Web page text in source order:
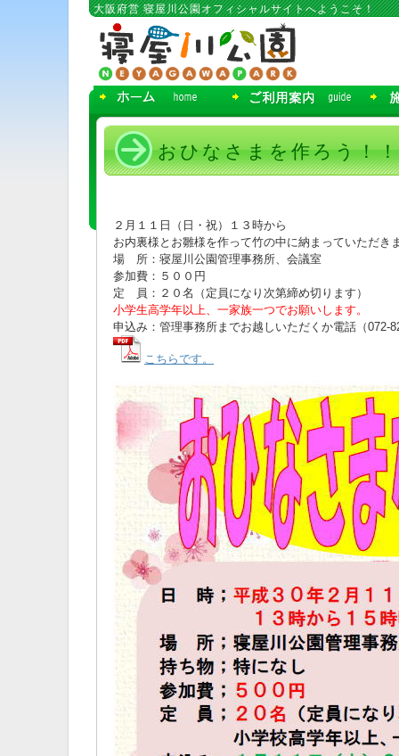
大阪府営 寝屋川公園オフィシャルサイトへようこそ！
コ
ツ
へ
動
おひなさまを作ろう！！
２月１１日（日・祝）１３時から
お内裏様とお雛様を作って竹の中に納まっていただき
場 所：寝屋川公園管理事務所、会議室
参加費：５００円
定 員：２０名（定員になり次第締め切ります）
小学生高学年以上、一家族一つでお願いします。
申込み：管理事務所までお越しいただくか電話（072-
こちらです。